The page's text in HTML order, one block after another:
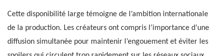
Cette disponibilité large témoigne de l’ambition internationale
de la production. Les créateurs ont compris l’importance d’une
diffusion simultanée pour maintenir l’engouement et éviter les